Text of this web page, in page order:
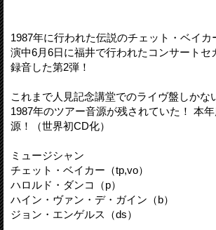
1987年に行われた伝説のチェット・ベイカ
演中6月6日に福井で行われたコンサートセ
録音した第2弾！
これまで人見記念講堂でのライヴ盤しかな
1987年のツアー音源が残されていた！ 本
源！（世界初CD化）
ミュージシャン
チェット・ベイカー（tp,vo）
ハロルド・ダンコ（p）
ハイン・ヴァン・デ・ガイン（b）
ジョン・エンゲルス（ds）